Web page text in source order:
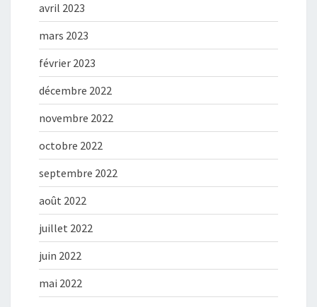
avril 2023
mars 2023
février 2023
décembre 2022
novembre 2022
octobre 2022
septembre 2022
août 2022
juillet 2022
juin 2022
mai 2022